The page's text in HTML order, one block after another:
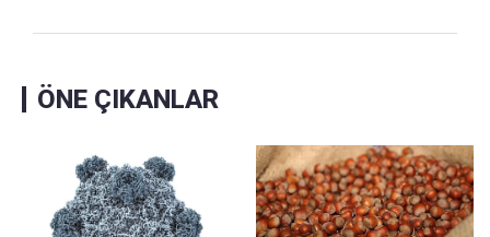
ÖNE ÇIKANLAR